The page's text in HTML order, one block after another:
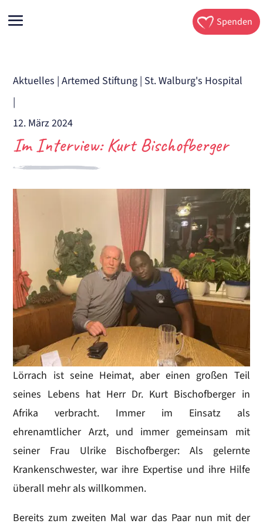
Spenden
Aktuelles |Artemed Stiftung | St. Walburg's Hospital
|
12. März 2024
Im Interview: Kurt Bischofberger
Lörrach ist seine Heimat, aber einen großen Teil
seines Lebens hat Herr Dr. Kurt Bischofberger in
Afrika verbracht. Immer im Einsatz als
ehrenamtlicher Arzt, und immer gemeinsam mit
seiner Frau Ulrike Bischofberger: Als gelernte
Krankenschwester, war ihre Expertise und ihre Hilfe
überall mehr als willkommen.
Bereits zum zweiten Mal war das Paar nun mit der